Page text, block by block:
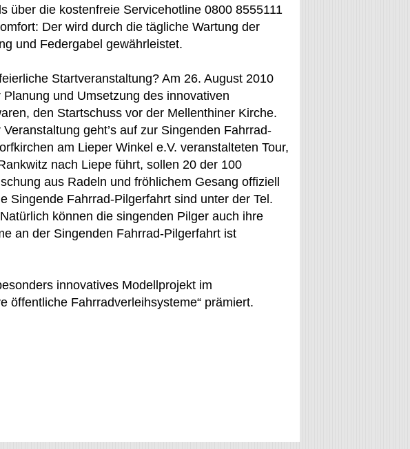
über die kostenfreie Servicehotline 0800 8555111
Der wird durch die tägliche Wartung der
und Federgabel gewährleistet.
Startveranstaltung? Am 26. August 2010
und Umsetzung des innovativen
den Startschuss vor der Mellenthiner Kirche.
geht’s auf zur Singenden Fahrrad-
am Lieper Winkel e.V. veranstalteten Tour,
nach Liepe führt, sollen 20 der 100
aus Radeln und fröhlichem Gesang offiziell
Singende Fahrrad-Pilgerfahrt sind unter der Tel.
können die singenden Pilger auch ihre
an der Singenden Fahrrad-Pilgerfahrt ist
innovatives Modellprojekt im
öffentliche Fahrradverleihsysteme“ prämiert.